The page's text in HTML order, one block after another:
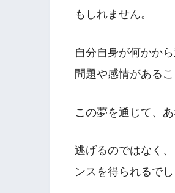
もしれません。
自分自身が何かか
問題や感情がある
この夢を通じて、
逃げるのではなく
ンスを得られるでし